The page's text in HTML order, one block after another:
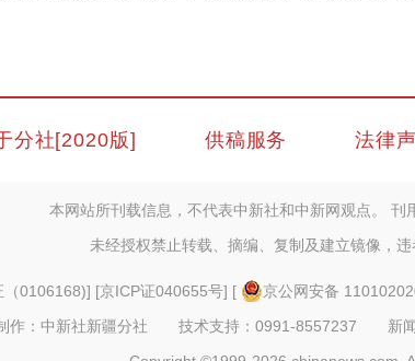
分社[2020版] 供稿服务 法律
本网站所刊载信息，不代表中新社和中新网观点。 刊
未经授权禁止转载、摘编、复制及建立镜像，违
（0106168)] [京ICP证040655号] [ 京公网安备
作：中新社新疆分社 技术支持：0991-8557237 新